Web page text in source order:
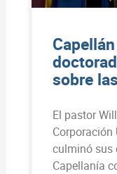
sobre
El pastor
Corporación
culminó sus
Capellanía